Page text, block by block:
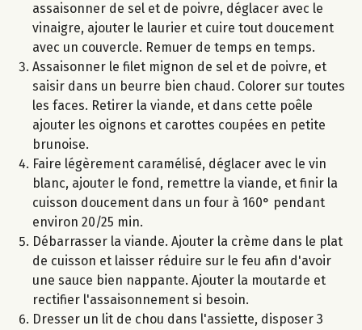
assaisonner de sel et de poivre, déglacer avec le
vinaigre, ajouter le laurier et cuire tout doucement
avec un couvercle. Remuer de temps en temps.
Assaisonner le filet mignon de sel et de poivre, et
saisir dans un beurre bien chaud. Colorer sur toutes
les faces. Retirer la viande, et dans cette poêle
ajouter les oignons et carottes coupées en petite
brunoise.
Faire légèrement caramélisé, déglacer avec le vin
blanc, ajouter le fond, remettre la viande, et finir la
cuisson doucement dans un four à 160° pendant
environ 20/25 min.
Débarrasser la viande. Ajouter la crème dans le plat
de cuisson et laisser réduire sur le feu afin d'avoir
une sauce bien nappante. Ajouter la moutarde et
rectifier l'assaisonnement si besoin.
Dresser un lit de chou dans l'assiette, disposer 3